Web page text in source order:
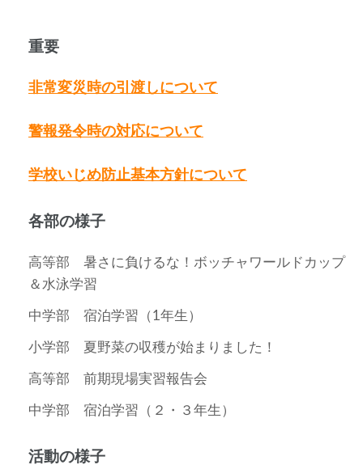
重要
非常変災時の引渡しについて
警報発令時の対応について
学校いじめ防止基本方針について
各部の様子
高等部 暑さに負けるな！ボッチャワールドカップ
＆水泳学習
中学部 宿泊学習（1年生）
小学部 夏野菜の収穫が始まりました！
高等部 前期現場実習報告会
中学部 宿泊学習（２・３年生）
活動の様子